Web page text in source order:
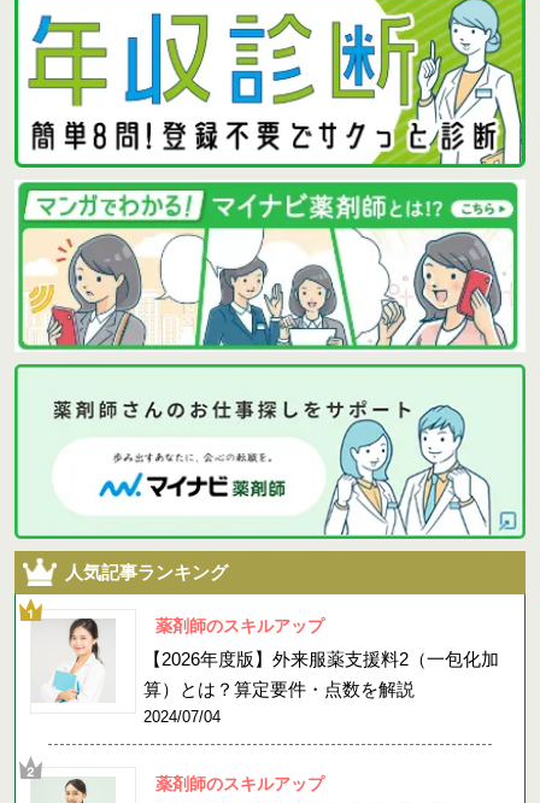
人気記事ランキング
薬剤師のスキルアップ
【2026年度版】外来服薬支援料2（一包化加
算）とは？算定要件・点数を解説
2024/07/04
薬剤師のスキルアップ